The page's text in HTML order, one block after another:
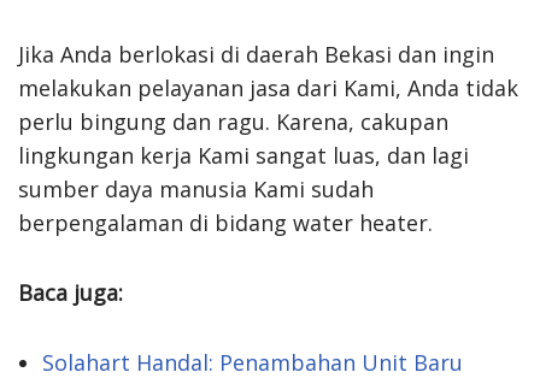
Jika Anda berlokasi di daerah Bekasi dan ingin
melakukan pelayanan jasa dari Kami, Anda tidak
perlu bingung dan ragu. Karena, cakupan
lingkungan kerja Kami sangat luas, dan lagi
sumber daya manusia Kami sudah
berpengalaman di bidang water heater.
Baca juga:
Solahart Handal: Penambahan Unit Baru